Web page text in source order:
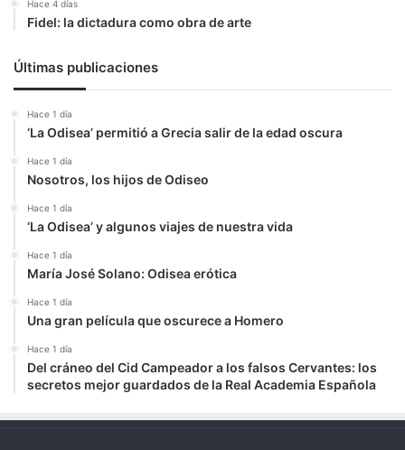
Hace 4 días
Fidel: la dictadura como obra de arte
Últimas publicaciones
Hace 1 día
‘La Odisea’ permitió a Grecia salir de la edad oscura
Hace 1 día
Nosotros, los hijos de Odiseo
Hace 1 día
‘La Odisea’ y algunos viajes de nuestra vida
Hace 1 día
María José Solano: Odisea erótica
Hace 1 día
Una gran película que oscurece a Homero
Hace 1 día
Del cráneo del Cid Campeador a los falsos Cervantes: los
secretos mejor guardados de la Real Academia Española